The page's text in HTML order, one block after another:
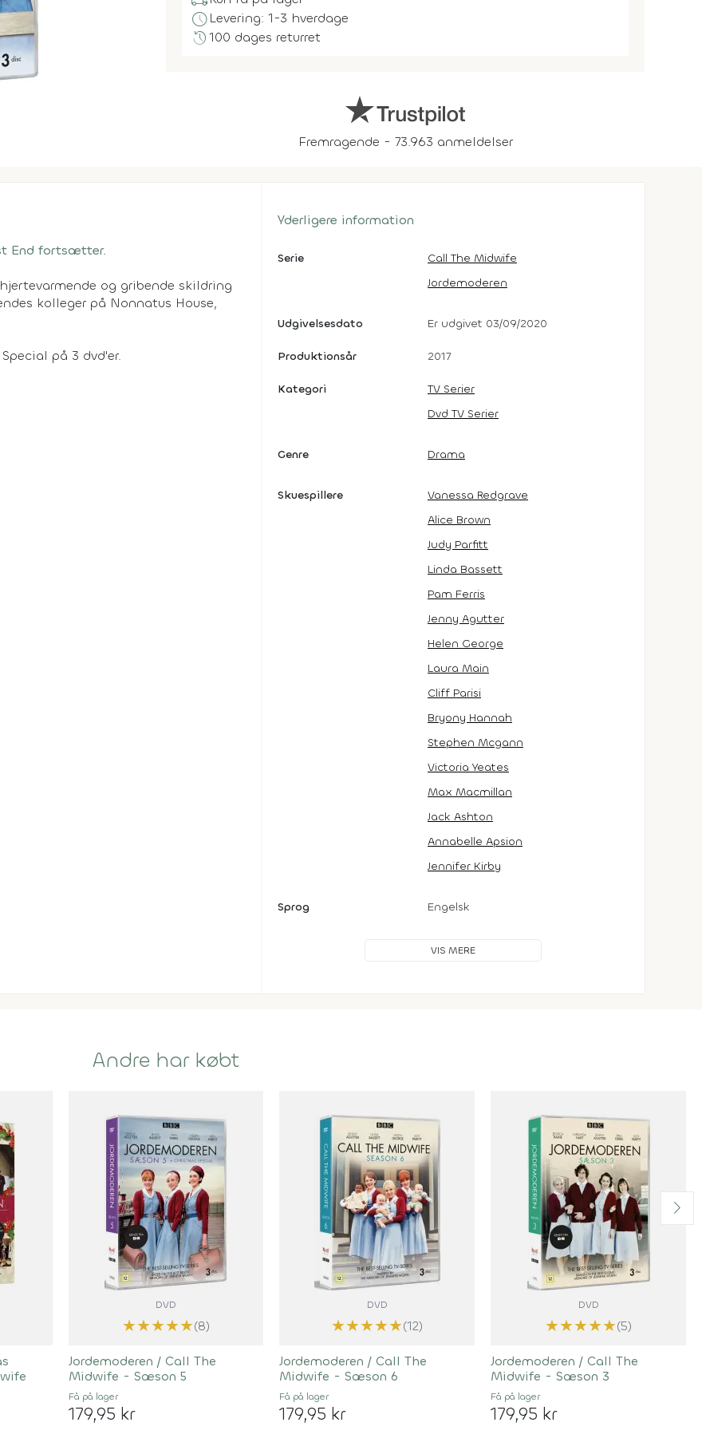
scheduleLevering: 1-3 hverdage
history100 dages returret
Fremragende - 73.963 anmeldelser
End fortsætter.
og gribende skildring
kolleger på Nonnatus House,
på 3 dvd'er.
Yderligere information
Serie
Call The Midwife
Jordemoderen
Udgivelsesdato Er udgivet 03/09/2020
Produktionsår 2017
Kategori
TV Serier
Dvd TV Serier
Genre Drama
Skuespillere
Vanessa Redgrave
Alice Brown
Judy Parfitt
Linda Bassett
Pam Ferris
Jenny Agutter
Helen George
Laura Main
Cliff Parisi
Bryony Hannah
Stephen Mcgann
Victoria Yeates
Max Macmillan
Jack Ashton
Annabelle Apsion
Jennifer Kirby
Sprog Engelsk
VIS MERE
Andre har købt
DVD
★★★★★(8)
Jordemoderen / Call The
Midwife - Sæson 5
Få på lager
179,95 kr
DVD
★★★★★(12)
Jordemoderen / Call The
Midwife - Sæson 6
Få på lager
179,95 kr
DVD
★★★★★(5)
Jordemoderen / Call The
Midwife - Sæson 3
Få på lager
179,95 kr